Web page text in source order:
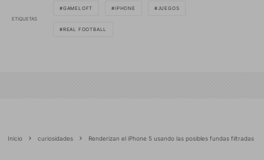
ETIQUETAS
GAMELOFT IPHONE JUEGOS
REAL FOOTBALL
Inicio curiosidades Renderizan el iPhone 5 usando las posibles fundas filtradas